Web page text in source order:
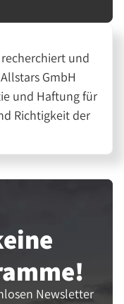
und
GmbH
und Haftung für
Richtigkeit der
Newsletter